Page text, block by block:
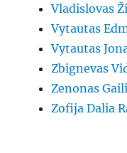
Vladislovas
Vytautas
Vytautas
Zbignevas
Zenonas
Zofija Dalia